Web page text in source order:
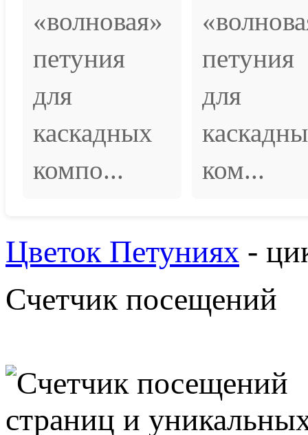
«волновая»
петуния
для
каскадных
компо...
петуния
для
ком...
Цветок Петуниях -
Счетчик посещений